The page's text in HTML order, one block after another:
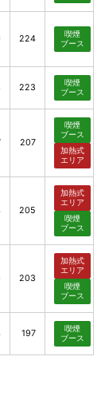
224
喫煙
ブース
223
喫煙
ブース
207
喫煙
ブース
加熱式
エリア
205
加熱式
エリア
喫煙
ブース
203
加熱式
エリア
喫煙
ブース
197
喫煙
ブース